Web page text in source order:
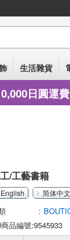
生活雜貨
日圓運
/工藝書籍
English 简体中文
品編號:9545933